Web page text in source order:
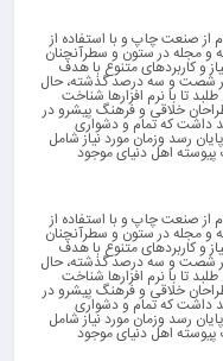
از صنعت چاپ و با استفاده از
و مجله در ستون و سطرآنچنان
و کاربردهای متنوع با هدف
در شصت و سه درصد گذشته، حال
تا با نرم افزارها شناخت
خلاقی و فرهنگ پیشرو در
داشت که تمام و دشواری
رسد وزمان مورد نیاز شامل
اهل دنیای موجود
از صنعت چاپ و با استفاده از
و مجله در ستون و سطرآنچنان
و کاربردهای متنوع با هدف
در شصت و سه درصد گذشته، حال
تا با نرم افزارها شناخت
خلاقی و فرهنگ پیشرو در
داشت که تمام و دشواری
رسد وزمان مورد نیاز شامل
اهل دنیای موجود